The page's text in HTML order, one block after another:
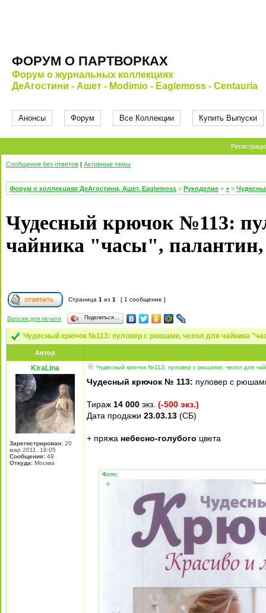
ФОРУМ О ПАРТВОРКАХ
Форум о журнальных коллекциях
ДеАгостини - Ашет - Modimio - Eaglemoss - Centauria
Анонсы Форум Все Коллекции Купить Выпуски
Сообщения без ответов | Активные темы
Форум о коллекциях ДеАгостини, Ашет, Eaglemoss » Рукоделие » + »
Чудесный крючок №113:
чайника "часы",
Страница 1 из 1 [ 1 сообщение ]
Версия для печати Поделиться…
Чудесный крючок №113: пуловер с рюшами, чехол для чайника
Автор
KiraLina
Зарегистрирован: 20
мар 2011, 18:05
Сообщения: 48
Откуда: Москва
Чудесный крючок №113: пуловер с рюшами, чехол для
Чудесный крючок № 113: пуловер с
Тираж 14 000 экз. (-500 экз.)
Дата продажи 23.03.13 (СБ)
+ пряжа небесно-голубого цвета
Фото: